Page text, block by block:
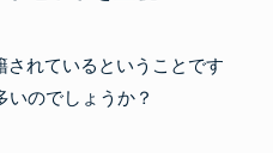
されているということです
いのでしょうか？